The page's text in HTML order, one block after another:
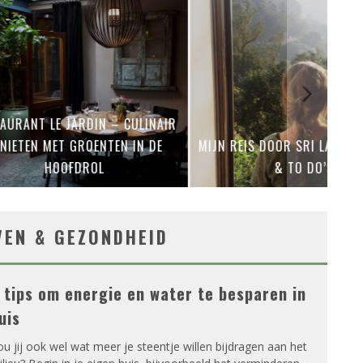
LE JARDIN – CULINAIR
MET GROENTEN IN DE
HOOFDROL
MIJN REIS DOOR SRI LANKA –
& TO DO’S
& GEZONDHEID
tips om energie en water te besparen in
jij ook wel wat meer je steentje willen bijdragen aan het